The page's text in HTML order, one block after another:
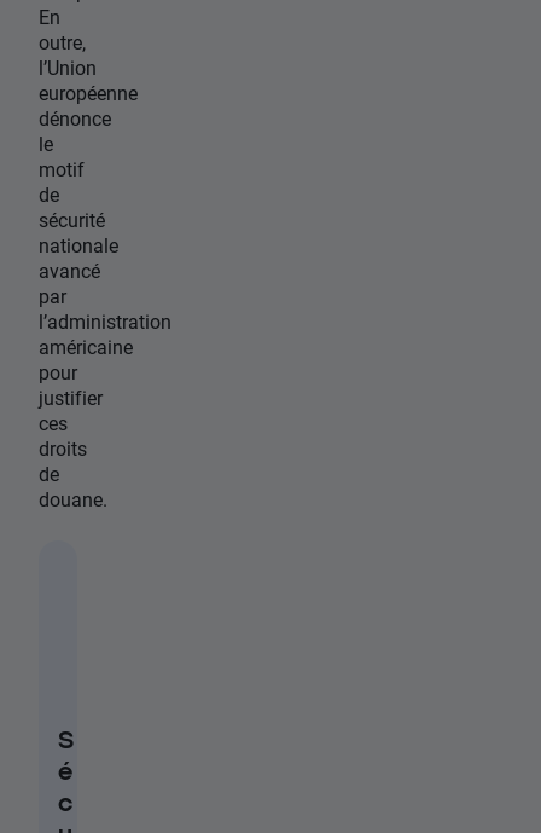
En
outre,
l’Union
européenne
dénonce
le
motif
de
sécurité
nationale
avancé
par
l’administration
américaine
pour
justifier
ces
droits
de
douane.
S
é
c